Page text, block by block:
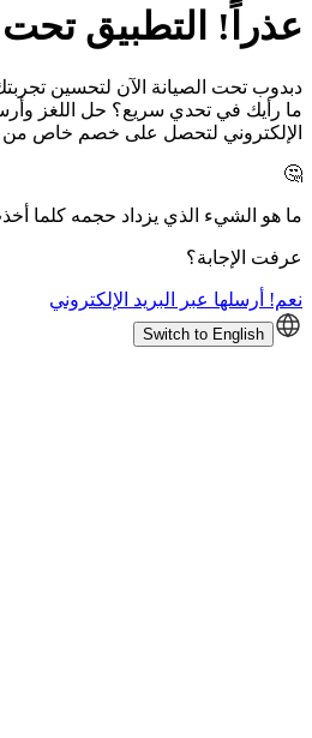
عذراً! التطبيق تحت
دبدوب تحت الصيانة الآن لتحسين
ما رأيك في تحدي سريع؟ حل اللغز
الإلكتروني لتحصل على خصم خاص
🤔
ما هو الشيء الذي يزداد حجمه كلما
عرفت الإجابة؟
نعم! أرسلها عبر البريد الإلكتروني
Switch to English